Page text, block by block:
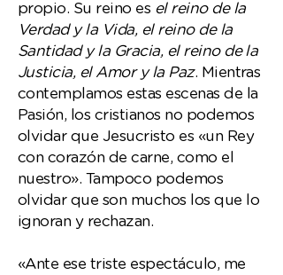
propio. Su reino es el reino de la
Verdad y la Vida, el reino de la
Santidad y la Gracia, el reino de la
Justicia, el Amor y la Paz. Mientras
contemplamos estas escenas de la
Pasión, los cristianos no podemos
olvidar que Jesucristo es «un Rey
con corazón de carne, como el
nuestro». Tampoco podemos
olvidar que son muchos los que lo
ignoran y rechazan.
«Ante ese triste espectáculo, me